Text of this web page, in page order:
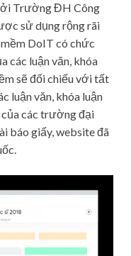
Trường ĐH Công
sử dụng rộng rãi
DoIT có chức
các luận văn, khóa
sẽ đối chiếu với tất
luận văn, khóa luận
các trường đại
báo giấy, website đã